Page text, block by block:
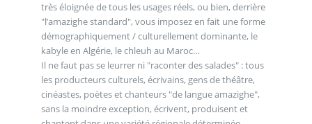
très éloignée de tous les usages réels, ou bien, derrière
"l’amazighe standard", vous imposez en fait une forme
démographiquement / culturellement dominante, le
kabyle en Algérie, le chleuh au Maroc…
Il ne faut pas se leurrer ni "raconter des salades" : tous
les producteurs culturels, écrivains, gens de théâtre,
cinéastes, poètes et chanteurs "de langue amazighe",
sans la moindre exception, écrivent, produisent et